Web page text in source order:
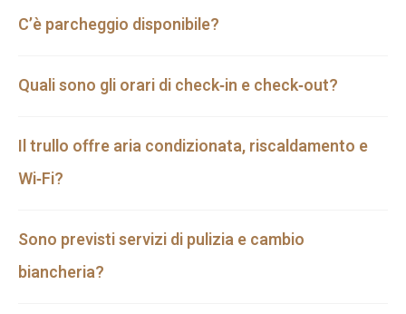
C’è parcheggio disponibile?
Quali sono gli orari di check‑in e check‑out?
Il trullo offre aria condizionata, riscaldamento e
Wi‑Fi?
Sono previsti servizi di pulizia e cambio
biancheria?